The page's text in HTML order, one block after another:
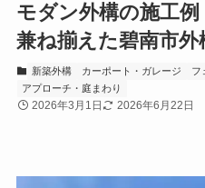
モダン外構の施工
兼ね揃えた碧南市外
新築外構 カーポート・ガレージ フ
アプローチ・庭まわり
2026年3月1日 2026年6月22日